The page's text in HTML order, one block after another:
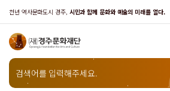
천년 역사문화도시 경주, 시민과 함께 문화와 예술의 미래를 열다.